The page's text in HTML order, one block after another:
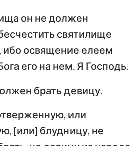
он не должен
святилище
ибо освящение елеем
его на нем. Я Господь.
брать девицу.
или
[или] блудницу, не